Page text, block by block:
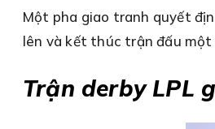
Một pha giao tranh quyết
lên và kết thúc trận đấu
Trận derby LPL